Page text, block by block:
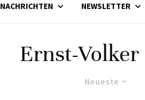
NACHRICHTEN NEWSLETTER
Ernst-Volker
Neueste